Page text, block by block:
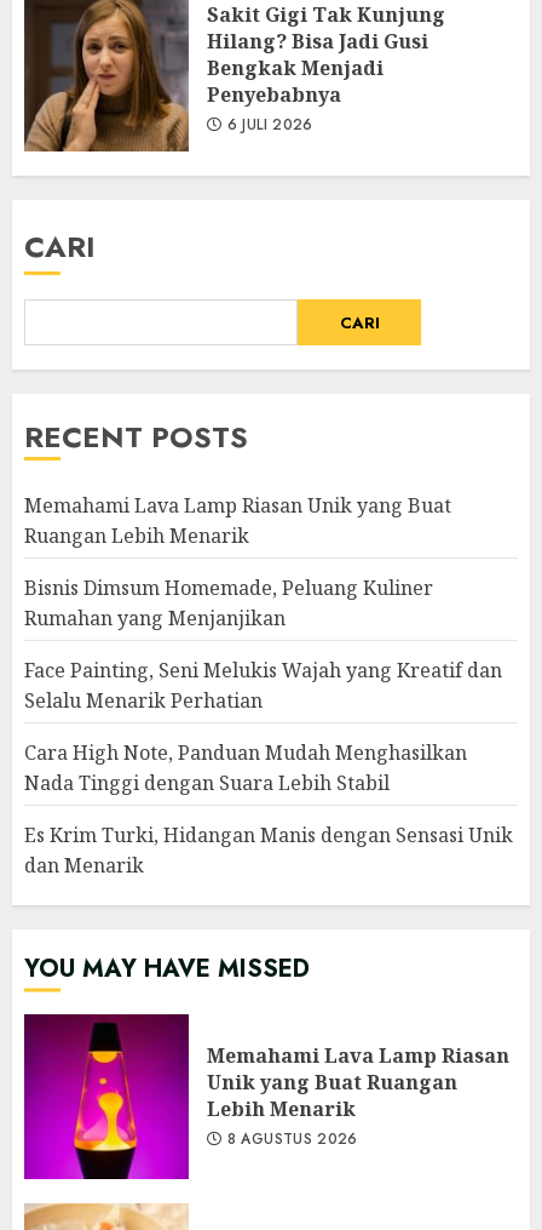
Sakit Gigi Tak Kunjung
Hilang? Bisa Jadi Gusi
Bengkak Menjadi
Penyebabnya
6 JULI 2026
CARI
CARI
RECENT POSTS
Memahami Lava Lamp Riasan Unik yang Buat
Ruangan Lebih Menarik
Bisnis Dimsum Homemade, Peluang Kuliner
Rumahan yang Menjanjikan
Face Painting, Seni Melukis Wajah yang Kreatif dan
Selalu Menarik Perhatian
Cara High Note, Panduan Mudah Menghasilkan
Nada Tinggi dengan Suara Lebih Stabil
Es Krim Turki, Hidangan Manis dengan Sensasi Unik
dan Menarik
YOU MAY HAVE MISSED
Memahami Lava Lamp Riasan
Unik yang Buat Ruangan
Lebih Menarik
8 AGUSTUS 2026